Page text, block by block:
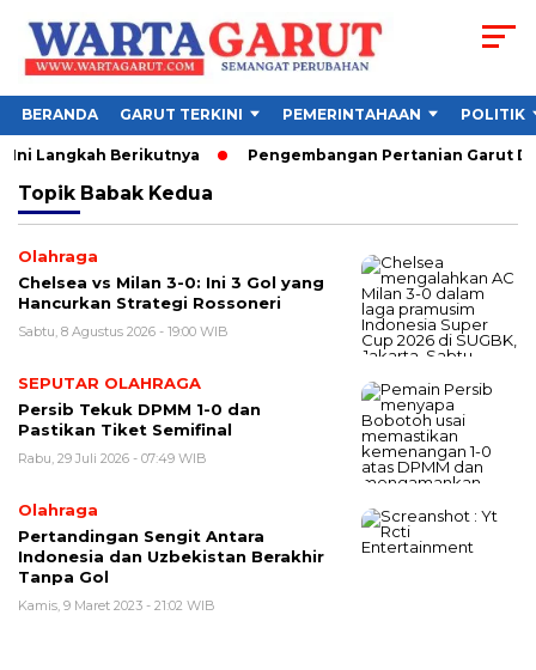
BERANDA GARUT TERKINI PEMERINTAHAAN POLITIK
Ini Langkah Berikutnya Pengembangan Pertanian Garut
Topik Babak Kedua
Olahraga
Chelsea vs Milan 3-0: Ini 3 Gol yang
Hancurkan Strategi Rossoneri
Sabtu, 8 Agustus 2026 - 19:00 WIB
SEPUTAR OLAHRAGA
Persib Tekuk DPMM 1-0 dan
Pastikan Tiket Semifinal
Rabu, 29 Juli 2026 - 07:49 WIB
Olahraga
Pertandingan Sengit Antara
Indonesia dan Uzbekistan Berakhir
Tanpa Gol
Kamis, 9 Maret 2023 - 21:02 WIB